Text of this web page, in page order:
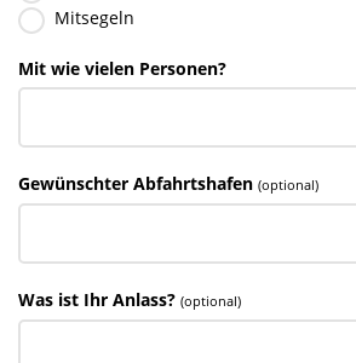
Mitsegeln
Mit wie vielen Personen?
Gewünschter Abfahrtshafen (optional)
Was ist Ihr Anlass? (optional)